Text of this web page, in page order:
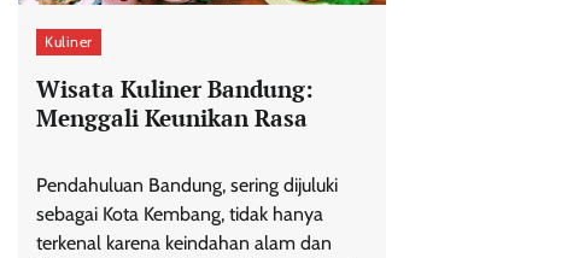
Kuliner
Wisata Kuliner Bandung:
Menggali Keunikan Rasa
Pendahuluan Bandung, sering dijuluki
sebagai Kota Kembang, tidak hanya
terkenal karena keindahan alam dan